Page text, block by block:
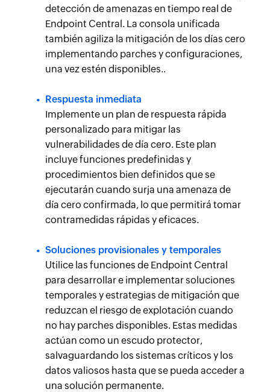
detección de amenazas en tiempo real de
Endpoint Central. La consola unificada
también agiliza la mitigación de los días cero
implementando parches y configuraciones,
una vez estén disponibles..
Respuesta inmediata
Implemente un plan de respuesta rápida
personalizado para mitigar las
vulnerabilidades de día cero. Este plan
incluye funciones predefinidas y
procedimientos bien definidos que se
ejecutarán cuando surja una amenaza de
día cero confirmada, lo que permitirá tomar
contramedidas rápidas y eficaces.
Soluciones provisionales y temporales
Utilice las funciones de Endpoint Central
para desarrollar e implementar soluciones
temporales y estrategias de mitigación que
reduzcan el riesgo de explotación cuando
no hay parches disponibles. Estas medidas
actúan como un escudo protector,
salvaguardando los sistemas críticos y los
datos valiosos hasta que se pueda acceder a
una solución permanente.